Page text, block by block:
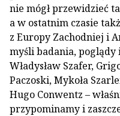
nie mógł przewidzieć
a w ostatnim czasie
z Europy Zachodniej i
myśli badania, poglądy
Władysław Szafer,
Paczoski, Mykoła
Hugo Conwentz –
przypominamy i